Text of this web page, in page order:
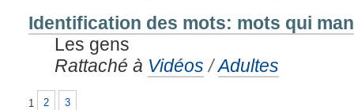
Identification des mots: mots qui
Les gens
Rattaché à Vidéos /Adultes
1 2 3